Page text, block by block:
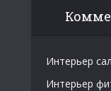
Интерьер
Интерьер